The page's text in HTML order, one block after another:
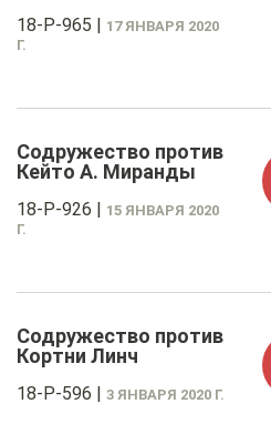
18-P-965 | 17 ЯНВАРЯ 2020
Г.
Содружество против
Кейто А. Миранды
18-P-926 | 15 ЯНВАРЯ 2020
Г.
Содружество против
Кортни Линч
18-P-596 | 3 ЯНВАРЯ 2020 Г.